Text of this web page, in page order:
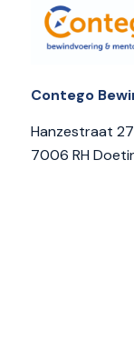
Contego
Hanzestraat 27
7006 RH